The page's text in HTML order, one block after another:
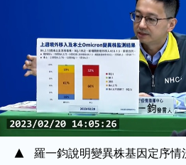
羅一鈞說明變異株基因定序情